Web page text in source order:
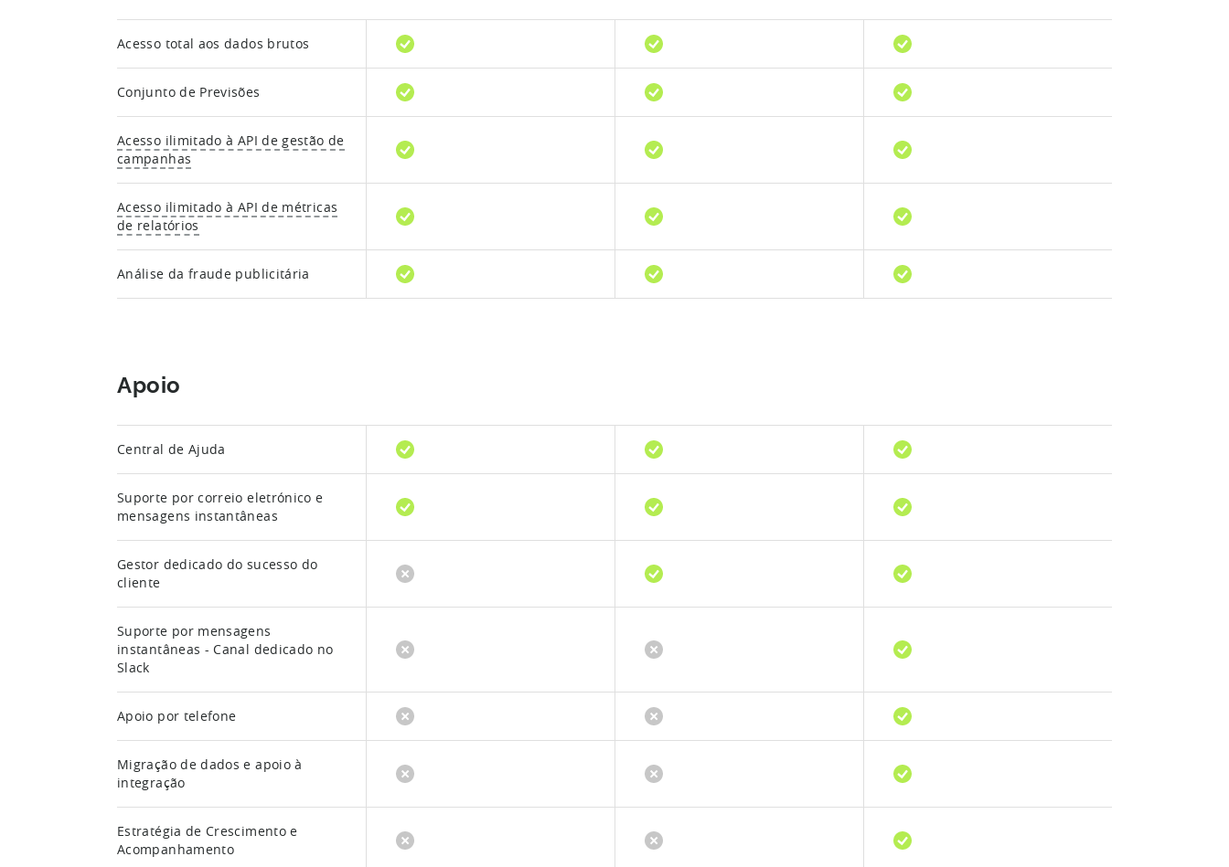
Acesso total aos dados brutos
Conjunto de Previsões
Acesso ilimitado à API de gestão de
campanhas
Acesso ilimitado à API de métricas
de relatórios
Análise da fraude publicitária
Apoio
Central de Ajuda
Suporte por correio eletrónico e
mensagens instantâneas
Gestor dedicado do sucesso do
cliente
Suporte por mensagens
instantâneas - Canal dedicado no
Slack
Apoio por telefone
Migração de dados e apoio à
integração
Estratégia de Crescimento e
Acompanhamento